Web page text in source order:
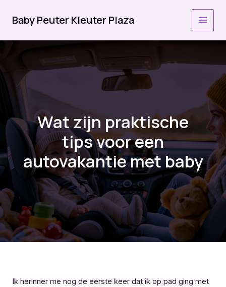
naar
inhoud
Baby Peuter Kleuter Plaza
Wat zijn praktische
tips voor een
autovakantie met baby
Ik herinner me nog de eerste keer dat ik op pad ging met